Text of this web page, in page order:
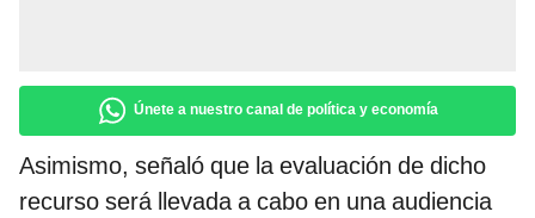
Únete a nuestro canal de política y economía
Asimismo, señaló que la evaluación de dicho
recurso será llevada a cabo en una audiencia